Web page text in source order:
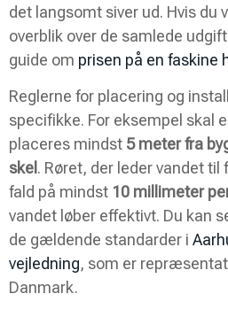
det langsomt siver ud. Hvis du
overblik over de samlede
guide om prisen på en faskine
Reglerne for placering og
specifikke. For eksempel skal
placeres mindst 5 meter fra
skel . Røret, der leder vandet til
fald på mindst 10 millimeter
vandet løber effektivt. Du kan
de gældende standarder i
vejledning, som er
Danmark.